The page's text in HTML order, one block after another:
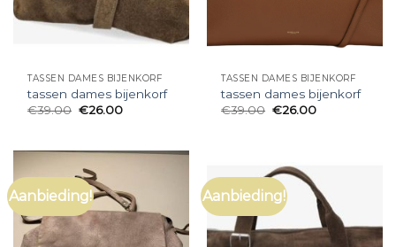
TASSEN DAMES BIJENKORF
tassen dames bijenkorf
€39.00 €26.00
TASSEN DAMES BIJENKORF
tassen dames bijenkorf
€39.00 €26.00
Aanbieding! Aanbieding!